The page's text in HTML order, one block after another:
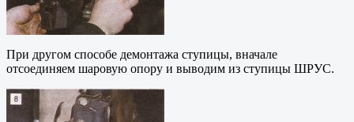
При другом способе демонтажа ступицы, вначале
отсоединяем шаровую опору и выводим из ступицы ШРУС.